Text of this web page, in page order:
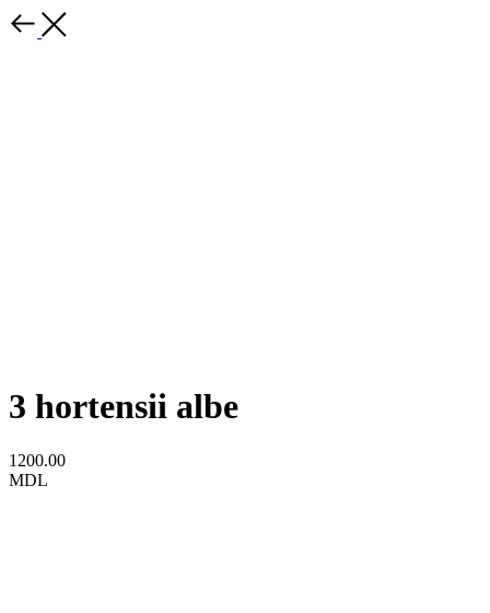
3 hortensii albe
1200.00
MDL